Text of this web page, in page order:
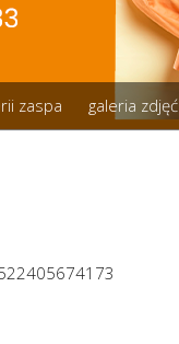
zaspa galeria zdjęć